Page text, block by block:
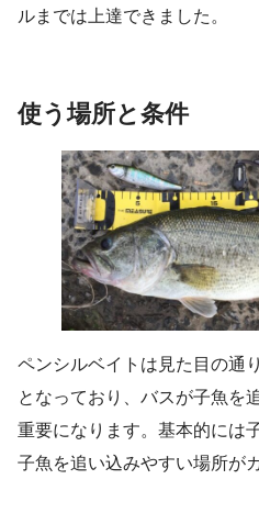
ルまでは上達できました。
使う場所と条件
ペンシルベイトは見た目の通
となっており、バスが子魚を
重要になります。基本的には
子魚を追い込みやすい場所が